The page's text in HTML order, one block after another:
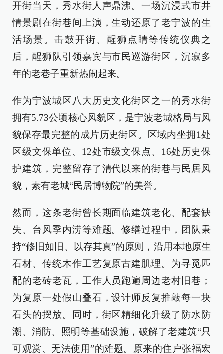
开街当天，秀水街人声鼎沸。一场沉浸式市井
情景剧在街巷间上演，生动还原了老宁波的生
活场景。击鼓开街、醒狮点睛等传统仪典之
后，醒狮队引领嘉宾与市民巡游街区，沉寂多
年的老巷子重新热闹起来。
作为宁波城区八大历史文化街区之一的秀水街
拥有5.73公顷核心风貌区，是宁波老城格局与风
貌保存最完整的成片历史街区。区域内坐拥1处
区级文保单位、12处市级文保点、16处历史保
护建筑，完整留存了清代以来的街巷与民居风
貌，素有老城“民居博物院”的美誉。
然而，这条老街曾长期面临建筑老化、配套缺
失、台风季内涝等难题。修缮过程中，团队秉
持“修旧如旧、以存其真”的原则，沿用本地原生
石材、传统木作工艺复原古建肌理。为寻觅匹
配的老砖老瓦，工作人员跑遍周边老村旧巷；
为复原一处假山叠石，设计师反复推敲每一块
石头的摆放。同时，街区精细化升级了防水防
潮、消防、照明等基础设施，破解了老建筑“只
可观赏、无法使用”的难题。原来的住户张福宏